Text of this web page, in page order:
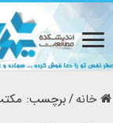
خانه/برچسب: